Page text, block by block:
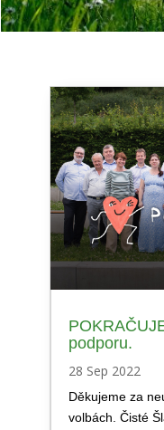
podporu.
28 Sep 2022
Děkujeme za
volbách. Čisté